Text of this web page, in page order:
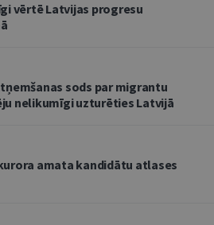
vērtē Latvijas progresu
sods par migrantu
nelikumīgi uzturēties Latvijā
amata kandidātu atlases